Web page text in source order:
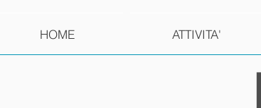
HOME ATTIVITA'